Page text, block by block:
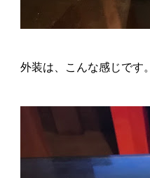
外装は、こんな感じです。